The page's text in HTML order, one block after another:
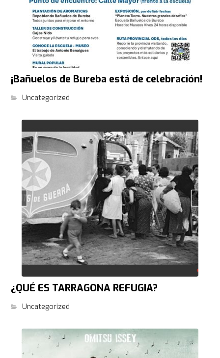
¡Bañuelos de Bureba está de celebración!
Uncategorized
¿QUÉ ES TARRAGONA REFUGIA?
Uncategorized